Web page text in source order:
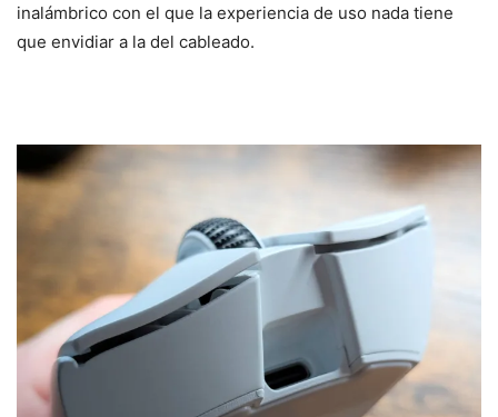
inalámbrico con el que la experiencia de uso nada tiene
que envidiar a la del cableado.